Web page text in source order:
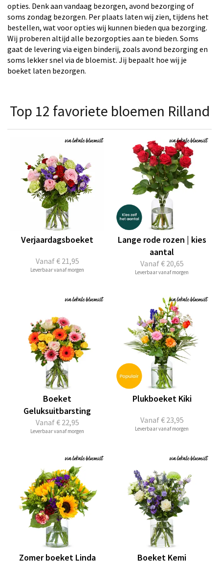
opties. Denk aan vandaag bezorgen, avond bezorging of
soms zondag bezorgen. Per plaats laten wij zien, tijdens het
bestellen, wat voor opties wij kunnen bieden qua bezorging.
Wij proberen altijd alle bezorgopties aan te bieden. Soms
gaat de levering via eigen binderij, zoals avond bezorging en
soms lekker snel via de bloemist. Jij bepaalt hoe wij je
boeket laten bezorgen.
Top 12 favoriete bloemen Rilland
Vanaf€ 21,95
Verjaardagsboeket
Leverbaar vanaf morgen
Vanaf€ 20,65
Lange rode rozen | kies
aantal
Leverbaar vanaf morgen
Vanaf€ 22,95
Boeket
Geluksuitbarsting
Leverbaar vanaf morgen
Vanaf€ 23,95
Plukboeket Kiki
Leverbaar vanaf morgen
Zomer boeket Linda Boeket Kemi